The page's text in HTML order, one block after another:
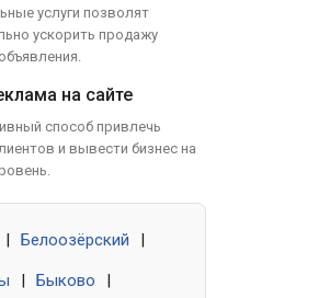
услуги позволят
ускорить продажу
на сайте
способ привлечь
и вывести бизнес на
Белоозёрский
Быково